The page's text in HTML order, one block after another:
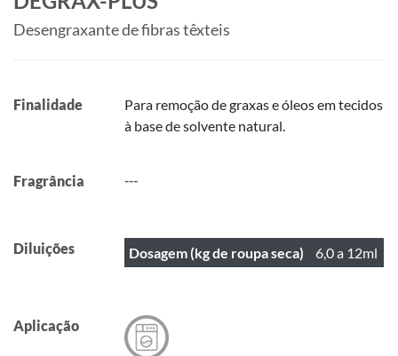
Desengraxante de fibras têxteis
Finalidade
Para remoção de graxas e óleos em tecidos
à base de solvente natural.
Fragrância ---
Diluições Dosagem (kg de roupa seca) 6,0 a 12ml
Aplicação